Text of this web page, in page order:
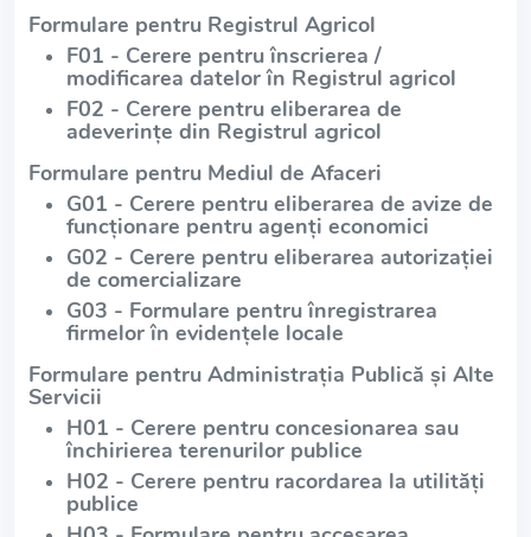
Formulare pentru Registrul Agricol
F01 - Cerere pentru înscrierea /
modificarea datelor în Registrul agricol
F02 - Cerere pentru eliberarea de
adeverințe din Registrul agricol
Formulare pentru Mediul de Afaceri
G01 - Cerere pentru eliberarea de avize de
funcționare pentru agenți economici
G02 - Cerere pentru eliberarea autorizației
de comercializare
G03 - Formulare pentru înregistrarea
firmelor în evidențele locale
Formulare pentru Administrația Publică și Alte
Servicii
H01 - Cerere pentru concesionarea sau
închirierea terenurilor publice
H02 - Cerere pentru racordarea la utilități
publice